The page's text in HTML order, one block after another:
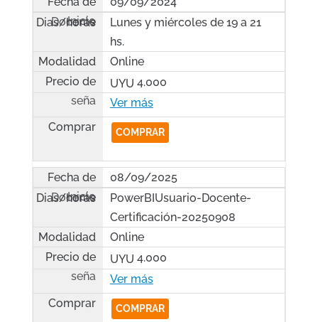
Lunes y miércoles de 19 a 21
hs.
Online
UYU 4.000
COMPRAR
08/09/2025
PowerBIUsuario-Docente-
Certificación-20250908
Online
UYU 4.000
COMPRAR